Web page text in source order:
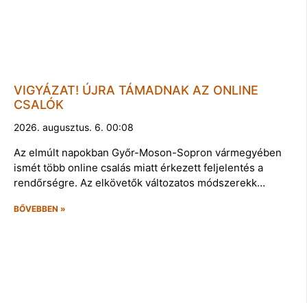
VIGYÁZAT! ÚJRA TÁMADNAK AZ ONLINE
CSALÓK
2026. augusztus. 6. 00:08
Az elmúlt napokban Győr-Moson-Sopron vármegyében
ismét több online csalás miatt érkezett feljelentés a
rendőrségre. Az elkövetők változatos módszerekk…
BŐVEBBEN »